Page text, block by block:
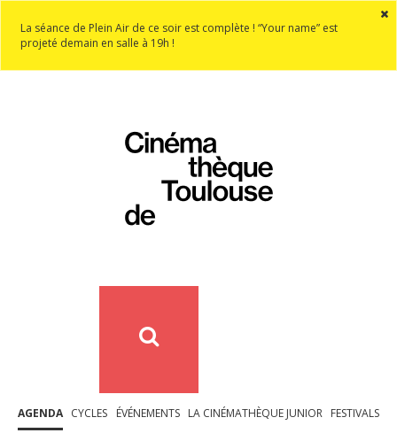
La séance de Plein Air de ce soir est complète ! “Your name” est
projeté demain en salle à 19h !
AGENDA CYCLES ÉVÉNEMENTS LA CINÉMATHÈQUE JUNIOR FESTIVALS